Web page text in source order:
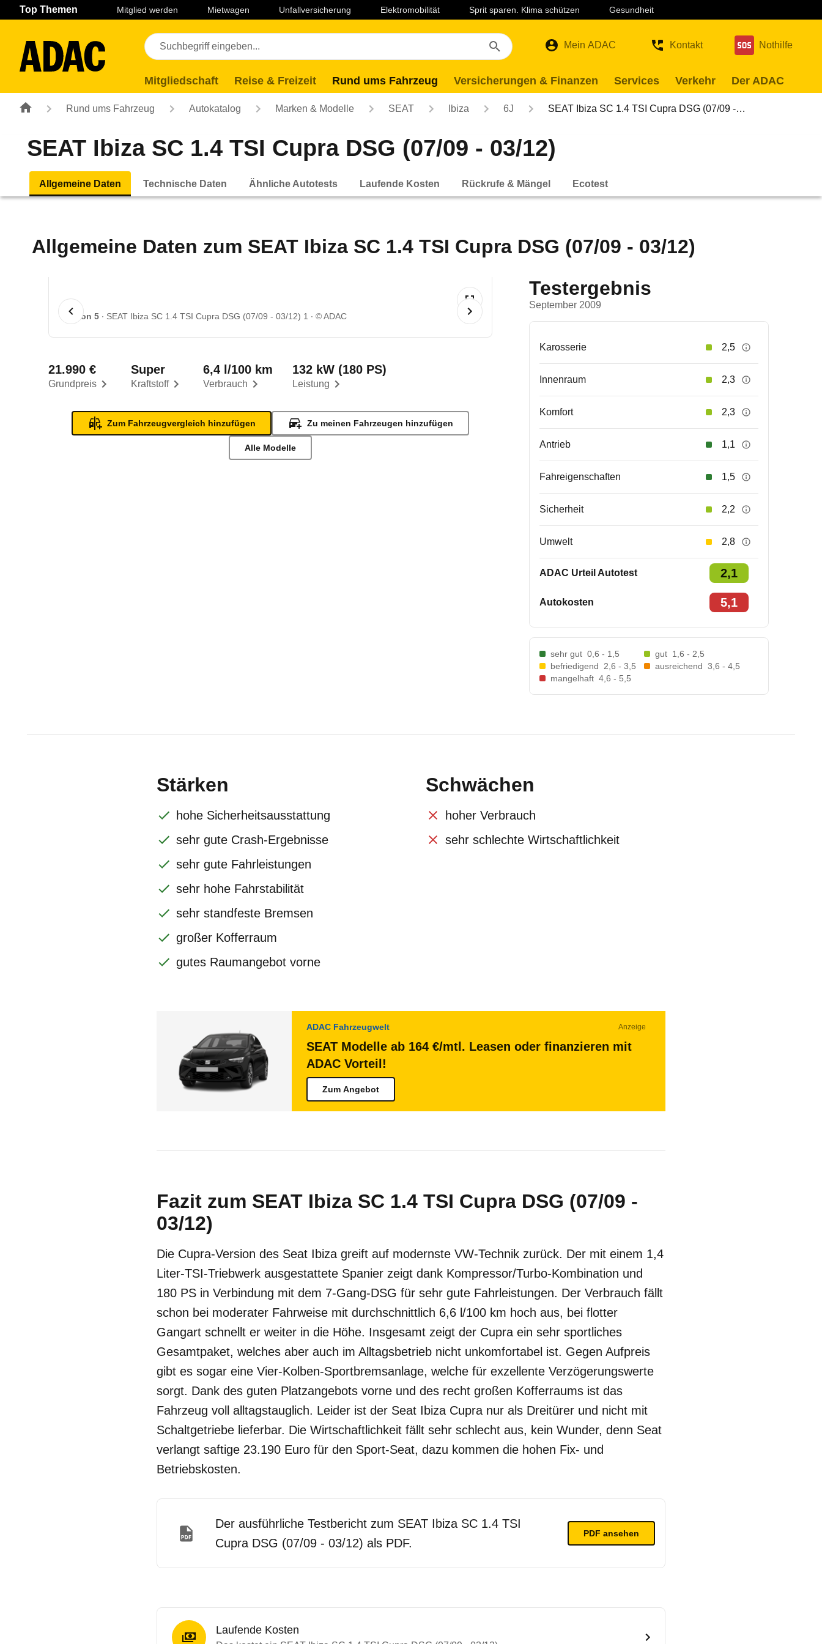
Navigation Seiteninhalt Fußzeile
Top Themen Mitglied werden Mietwagen Unfallversicherung Elektromobilität Sprit sparen. Klima schützen Gesundheit
Mein ADAC Kontakt Nothilfe
Mitgliedschaft Reise & Freizeit Rund ums Fahrzeug Versicherungen & Finanzen Services Verkehr Der ADAC
Rund ums Fahrzeug Autokatalog Marken & Modelle SEAT Ibiza 6J SEAT Ibiza SC 1.4 TSI Cupra DSG (07/09 -…
SEAT Ibiza SC 1.4 TSI Cupra DSG (07/09 - 03/12)
Allgemeine Daten Technische Daten Ähnliche Autotests Laufende Kosten Rückrufe & Mängel Ecotest
Allgemeine Daten zum SEAT Ibiza SC 1.4 TSI Cupra DSG (07/09 - 03/12)
1 von 5 SEAT Ibiza SC 1.4 TSI Cupra DSG (07/09 - 03/12) 1 © ADAC
Grundpreis
21.990 €
Kraftstoff
Super
Verbrauch
6,4 l/100 km
Leistung
132 kW (180 PS)
Zum Fahrzeugvergleich hinzufügen Zu meinen Fahrzeugen hinzufügen
Alle Modelle
Testergebnis
September 2009
Karosserie 2,5
Innenraum 2,3
Komfort 2,3
Antrieb 1,1
Fahreigenschaften 1,5
Sicherheit 2,2
Umwelt 2,8
ADAC Urteil Autotest 2,1
Autokosten 5,1
sehr gut 0,6 - 1,5 gut 1,6 - 2,5
befriedigend
2,6 - 3,5 ausreichend 3,6 - 4,5
mangelhaft 4,6 - 5,5
Stärken
hohe Sicherheitsausstattung
sehr gute Crash-Ergebnisse
sehr gute Fahrleistungen
sehr hohe Fahrstabilität
sehr standfeste Bremsen
großer Kofferraum
gutes Raumangebot vorne
Schwächen
hoher Verbrauch
sehr schlechte Wirtschaftlichkeit
ADAC Fahrzeugwelt Anzeige
SEAT Modelle ab 164 €/mtl. Leasen oder finanzieren mit
ADAC Vorteil!
Zum Angebot
Fazit zum SEAT Ibiza SC 1.4 TSI Cupra DSG (07/09 -
03/12)
Die Cupra-Version des Seat Ibiza greift auf modernste VW-Technik zurück. Der mit einem 1,4
Liter-TSI-Triebwerk ausgestattete Spanier zeigt dank Kompressor/Turbo-Kombination und
180 PS in Verbindung mit dem 7-Gang-DSG für sehr gute Fahrleistungen. Der Verbrauch fällt
schon bei moderater Fahrweise mit durchschnittlich 6,6 l/100 km hoch aus, bei flotter
Gangart schnellt er weiter in die Höhe. Insgesamt zeigt der Cupra ein sehr sportliches
Gesamtpaket, welches aber auch im Alltagsbetrieb nicht unkomfortabel ist. Gegen Aufpreis
gibt es sogar eine Vier-Kolben-Sportbremsanlage, welche für exzellente Verzögerungswerte
sorgt. Dank des guten Platzangebots vorne und des recht großen Kofferraums ist das
Fahrzeug voll alltagstauglich. Leider ist der Seat Ibiza Cupra nur als Dreitürer und nicht mit
Schaltgetriebe lieferbar. Die Wirtschaftlichkeit fällt sehr schlecht aus, kein Wunder, denn Seat
verlangt saftige 23.190 Euro für den Sport-Seat, dazu kommen die hohen Fix- und
Betriebskosten.
Der ausführliche Testbericht zum SEAT Ibiza SC 1.4 TSI
Cupra DSG (07/09 - 03/12) als PDF.
PDF ansehen
Laufende Kosten